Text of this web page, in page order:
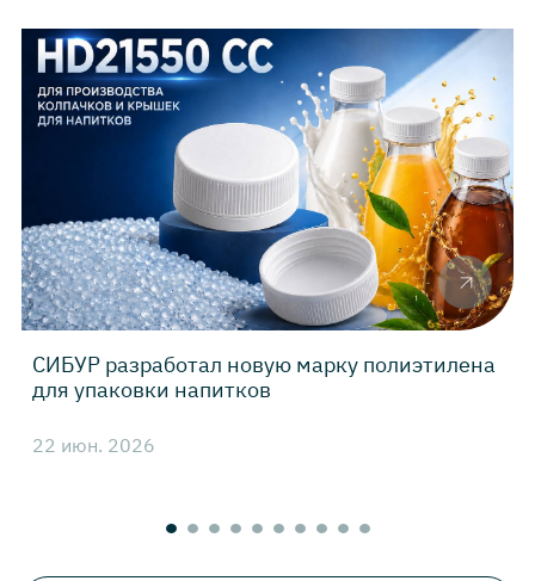
СИБУР разработал новую марку полиэтилена
для упаковки напитков
22 июн. 2026